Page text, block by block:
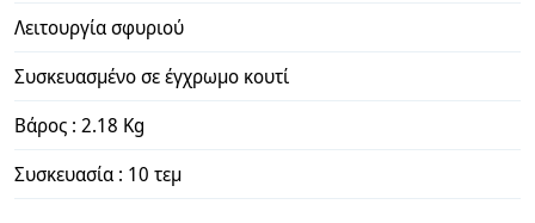
Λειτουργία σφυριού
Συσκευασμένο σε έγχρωμο κουτί
Βάρος : 2.18 Kg
Συσκευασία : 10 τεμ